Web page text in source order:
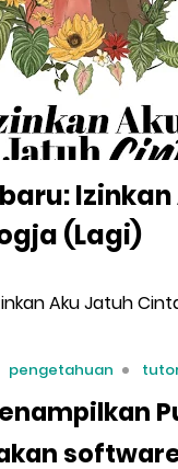
(Lagi)
Aku Jatuh
pengetahuan